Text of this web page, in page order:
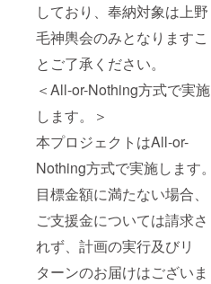
しており、奉納対象は上野
毛神輿会のみとなりますこ
とご了承ください。
＜All-or-Nothing方式で実施
します。＞
本プロジェクトはAll-or-
Nothing方式で実施します。
目標金額に満たない場合、
ご支援金については請求さ
れず、計画の実行及びリ
ターンのお届けはございま